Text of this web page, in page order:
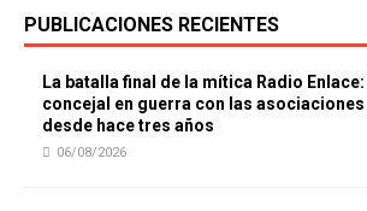
PUBLICACIONES RECIENTES
La batalla final de la mítica Radio
concejal en guerra con las
desde hace tres años
06/08/2026